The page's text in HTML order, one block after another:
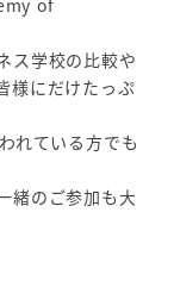
ス学校の比較や
様にだけたっぷ
れている方でも
緒のご参加も大